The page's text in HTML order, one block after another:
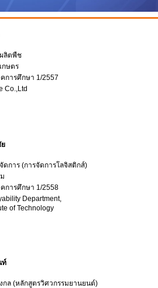
ลิตพืช
กษตร
การศึกษา 1/2557
Co.,Ltd
ดการ (การจัดการโลจิสติกส์)
การศึกษา 1/2558
Department,
of Technology
ท์
กล (หลักสูตรวิศวกรรมยานยนต์)